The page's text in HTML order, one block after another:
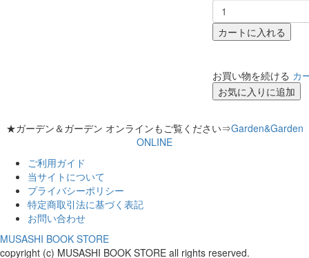
カートに入れる
お買い物を続ける カ
お気に入りに追加
★ガーデン＆ガーデン オンラインもご覧ください⇒Garden&Garden
ONLINE
ご利用ガイド
当サイトについて
プライバシーポリシー
特定商取引法に基づく表記
お問い合わせ
MUSASHI BOOK STORE
copyright (c) MUSASHI BOOK STORE all rights reserved.